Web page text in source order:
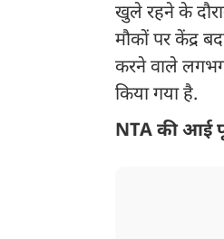
खुले रहने के
मौकों पर केंद्र
करने वाले
किया गया है.
NTA की आई